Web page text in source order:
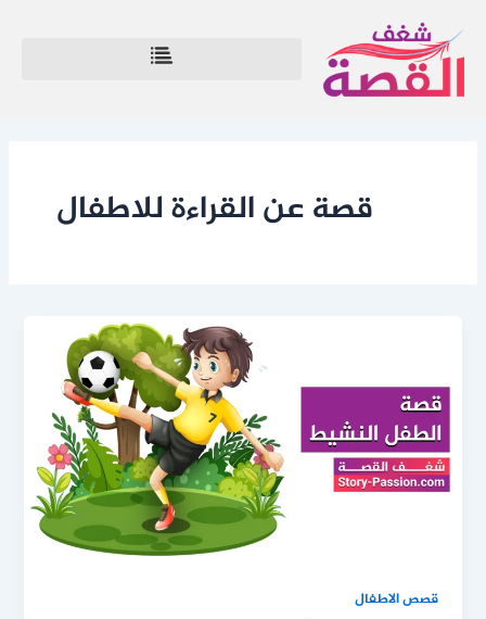
إلى
المحتوى
قصة عن القراءة للاطفال
قصص الاطفال